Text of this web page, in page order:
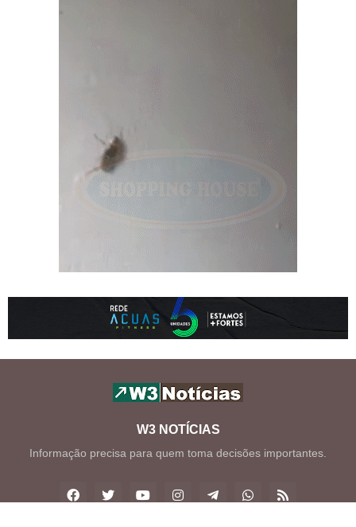
W3 NOTÍCIAS
Informação precisa para quem toma decisões importantes.